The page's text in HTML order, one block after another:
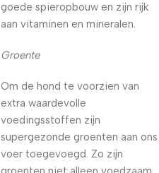
goede spieropbouw en zijn rijk
aan vitaminen en mineralen.
Groente
Om de hond te voorzien van
extra waardevolle
voedingsstoffen zijn
supergezonde groenten aan ons
voer toegevoegd. Zo zijn